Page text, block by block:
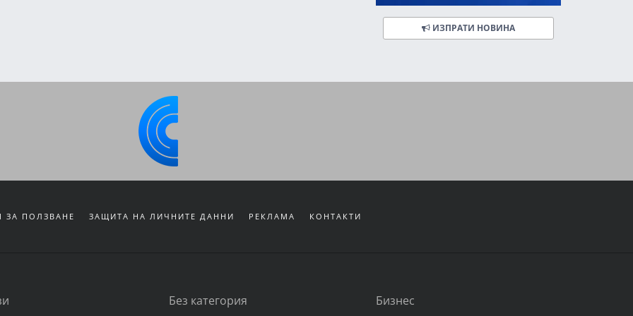
ИЗПРАТИ НОВИНА
ЗА ПОЛЗВАНЕ ЗАЩИТА НА ЛИЧНИТЕ ДАННИ РЕКЛАМА КОНТАКТИ
Без категория Бизнес